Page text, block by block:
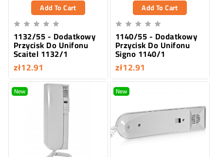
Add To Cart
    
1132/55 - Dodatkowy
Przycisk Do Unifonu
Scaitel 1132/1
zł12.91
Add To Cart
    
1140/55 - Dodatkowy
Przycisk Do Unifonu
Signo 1140/1
zł12.91
New New